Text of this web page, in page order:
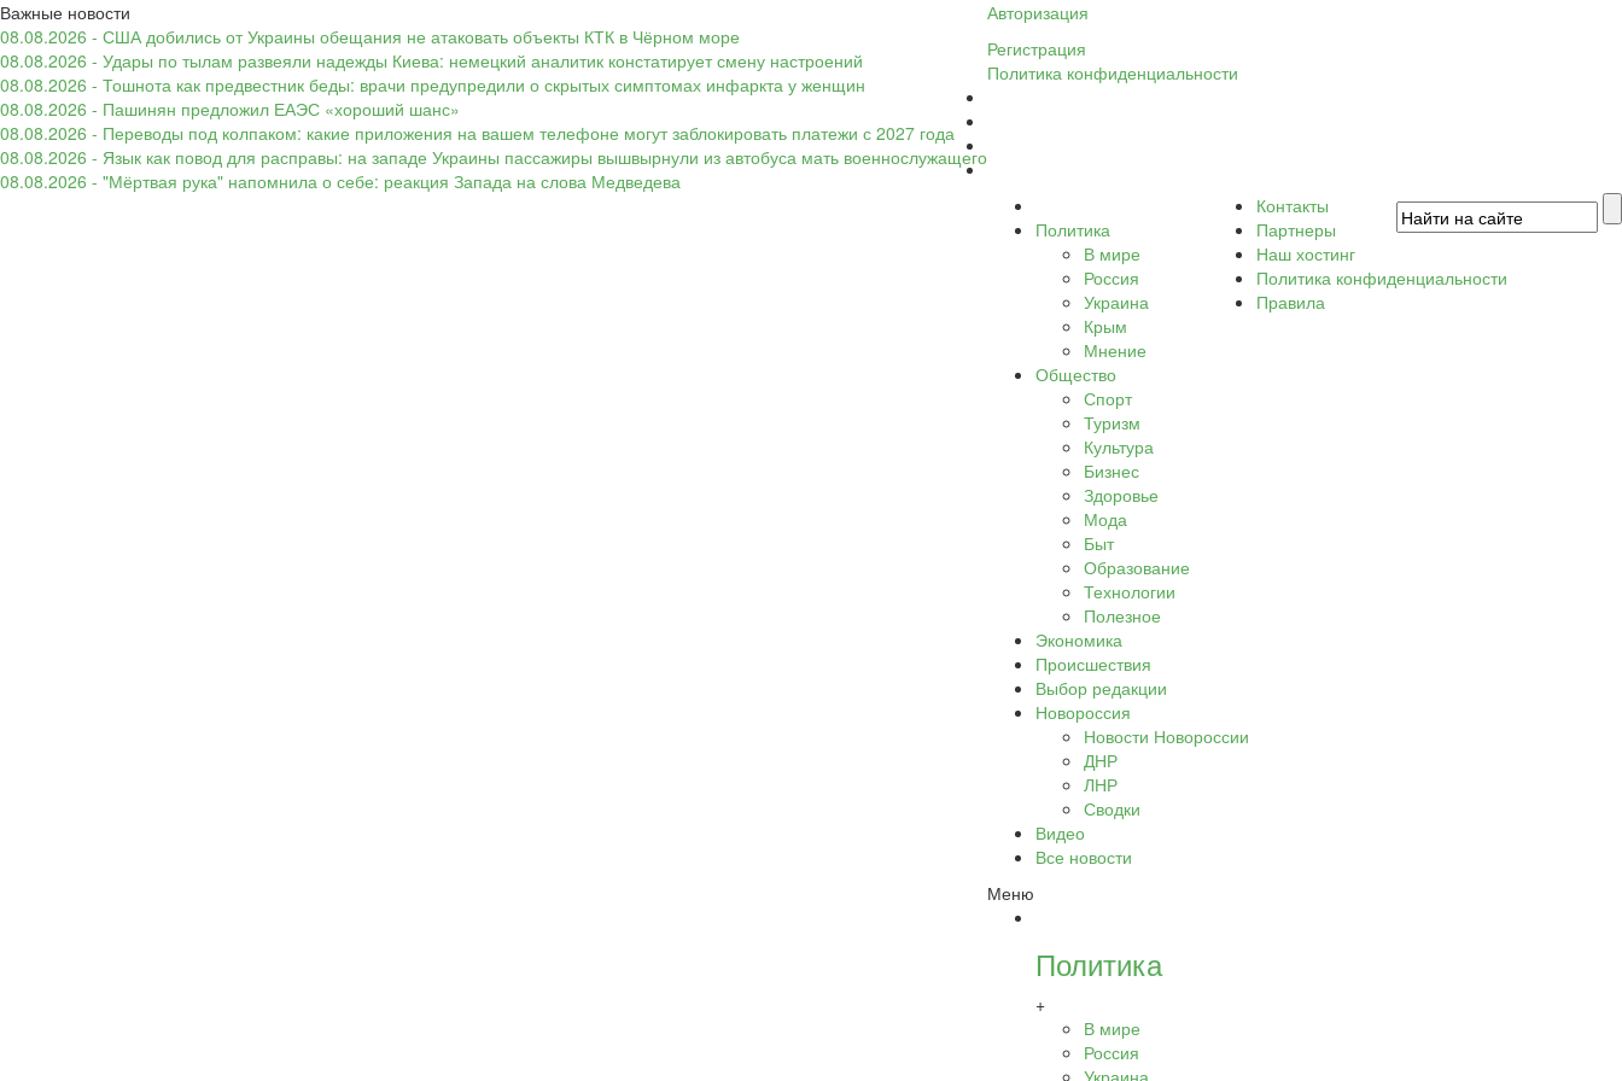
Важные новости
08.08.2026 - США добились от Украины обещания не атаковать объекты КТК в Чёрном море
08.08.2026 - Удары по тылам развеяли надежды Киева: немецкий аналитик констатирует смену настроений
08.08.2026 - Тошнота как предвестник беды: врачи предупредили о скрытых симптомах инфаркта у женщин
08.08.2026 - Пашинян предложил ЕАЭС «хороший шанс»
08.08.2026 - Переводы под колпаком: какие приложения на вашем телефоне могут заблокировать платежи с 2027 года
08.08.2026 - Язык как повод для расправы: на западе Украины пассажиры вышвырнули из автобуса мать военнослужащего
08.08.2026 - "Мёртвая рука" напомнила о себе: реакция Запада на слова Медведева
Авторизация
Регистрация
Политика конфиденциальности
Политика
В мире
Россия
Украина
Крым
Мнение
Общество
Спорт
Туризм
Культура
Бизнес
Здоровье
Мода
Быт
Образование
Технологии
Полезное
Экономика
Происшествия
Выбор редакции
Новороссия
Новости Новороссии
ДНР
ЛНР
Сводки
Видео
Все новости
Меню
Политика
+
В мире
Россия
Украина
Контакты
Партнеры
Наш хостинг
Политика конфиденциальности
Правила